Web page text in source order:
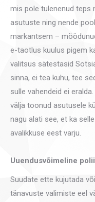
mis pole tulenenud teps
asutuste ning nende
markantsem –
e-taotlus kuulus pigem
valitsus sätestasid
sinna, ei tea kuhu, tee
sulle vahendeid ei
välja toonud asutusele
nagu alati see, et ka
avalikkuse eest varju.
Uuendusvõimeline
Suudate ette kujutada
tänavuste valimiste eel